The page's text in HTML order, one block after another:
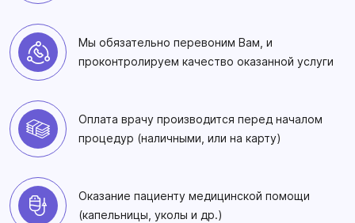
Мы обязательно перевоним Вам, и
проконтролируем качество оказанной услуги
Оплата врачу производится перед началом
процедур (наличными, или на карту)
Оказание пациенту медицинской помощи
(капельницы, уколы и др.)